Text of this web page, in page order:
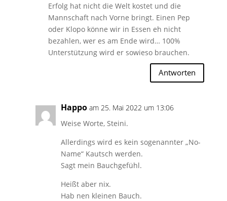
Erfolg hat nicht die Welt kostet und die
Mannschaft nach Vorne bringt. Einen Pep
oder Klopo könne wir in Essen eh nicht
bezahlen, wer es am Ende wird… 100%
Unterstützung wird er sowieso brauchen.
Antworten
Happo am 25. Mai 2022 um 13:06
Weise Worte, Steini.
Allerdings wird es kein sogenannter „No-
Name“ Kautsch werden.
Sagt mein Bauchgefühl.
Heißt aber nix.
Hab nen kleinen Bauch.